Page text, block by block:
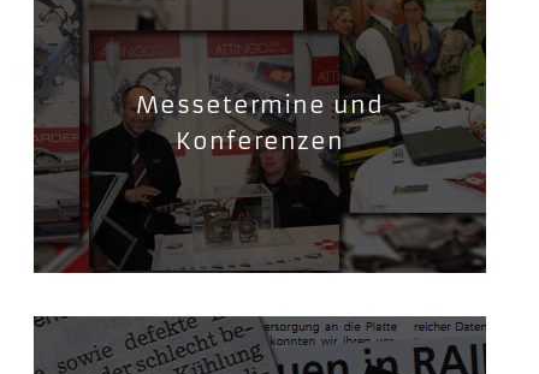
Messetermine und
Konferenzen